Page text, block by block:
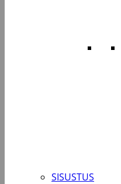
SISUSTUS